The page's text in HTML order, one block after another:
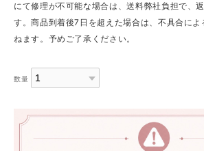
にて修理が不可能な場合は、送料弊社負担で、
す。商品到着後7日を超えた場合は、不具合に
ねます。予めご了承ください。
数量